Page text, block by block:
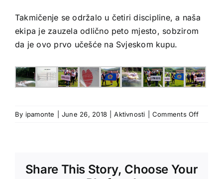
Takmičenje se održalo u četiri discipline, a naša
ekipa je zauzela odlično peto mjesto, sobzirom
da je ovo prvo učešće na Svjeskom kupu.
By ipamonte June 26, 2018 Aktivnosti Comments Offon
Share This Story, Choose Your